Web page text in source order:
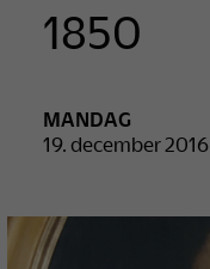
1850
MANDAG
19. december 2016